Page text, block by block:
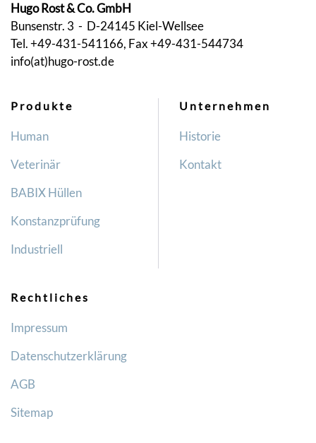
Hugo Rost & Co. GmbH
Bunsenstr. 3 - D-24145 Kiel-Wellsee
Tel. +49-431-541166, Fax +49-431-544734
info(at)hugo-rost.de
Produkte
Human
Veterinär
BABIX Hüllen
Konstanzprüfung
Industriell
Unternehmen
Historie
Kontakt
Rechtliches
Impressum
Datenschutzerklärung
AGB
Sitemap